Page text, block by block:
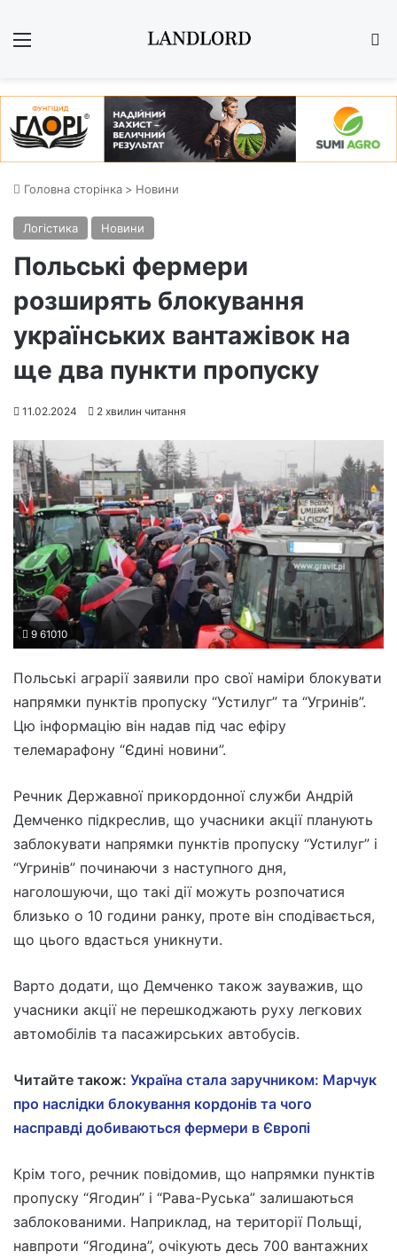
Головна сторінка > Новини
Логістика Новини
Польські фермери
розширять блокування
українських вантажівок на
ще два пункти пропуску
11.02.2024 2 хвилин читання
9 61010
Польські аграрії заявили про свої наміри блокувати
напрямки пунктів пропуску “Устилуг” та “Угринів”.
Цю інформацію він надав під час ефіру
телемарафону “Єдині новини”.
Речник Державної прикордонної служби Андрій
Демченко підкреслив, що учасники акції планують
заблокувати напрямки пунктів пропуску “Устилуг” і
“Угринів” починаючи з наступного дня,
наголошуючи, що такі дії можуть розпочатися
близько о 10 години ранку, проте він сподівається,
що цього вдасться уникнути.
Варто додати, що Демченко також зауважив, що
учасники акції не перешкоджають руху легкових
автомобілів та пасажирських автобусів.
Читайте також: Україна стала заручником: Марчук
про наслідки блокування кордонів та чого
насправді добиваються фермери в Європі
Крім того, речник повідомив, що напрямки пунктів
пропуску “Ягодин” і “Рава-Руська” залишаються
заблокованими. Наприклад, на території Польщі,
навпроти “Ягодина”, очікують десь 700 вантажних